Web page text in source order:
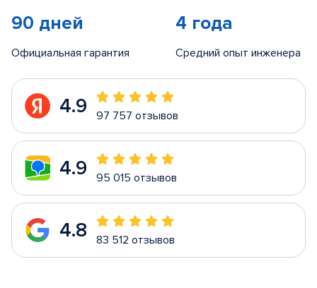
90 дней
Официальная гарантия
4 года
Средний опыт инженера
4.9 97 757 отзывов
4.9 95 015 отзывов
4.8 83 512 отзывов